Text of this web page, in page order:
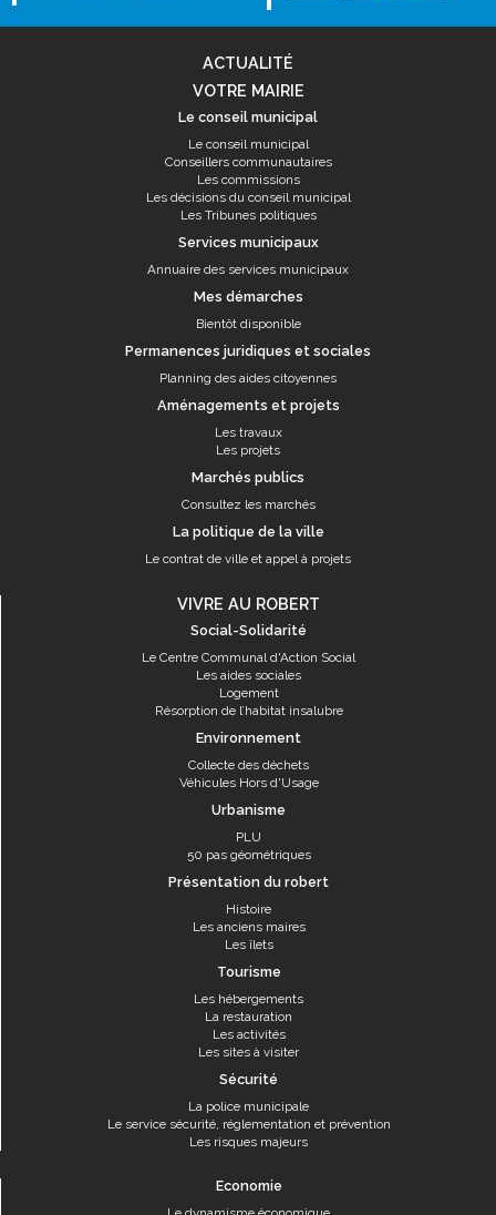
ACTUALITÉ
VOTRE MAIRIE
Le conseil municipal
Le conseil municipal
Conseillers communautaires
Les commissions
Les décisions du conseil municipal
Les Tribunes politiques
Services municipaux
Annuaire des services municipaux
Mes démarches
Bientôt disponible
Permanences juridiques et sociales
Planning des aides citoyennes
Aménagements et projets
Les travaux
Les projets
Marchés publics
Consultez les marchés
La politique de la ville
Le contrat de ville et appel à projets
VIVRE AU ROBERT
Social-Solidarité
Le Centre Communal d'Action Social
Les aides sociales
Logement
Résorption de l’habitat insalubre
Environnement
Collecte des déchets
Véhicules Hors d'Usage
Urbanisme
PLU
50 pas géométriques
Présentation du robert
Histoire
Les anciens maires
Les îlets
Tourisme
Les hébergements
La restauration
Les activités
Les sites à visiter
Sécurité
La police municipale
Le service sécurité, réglementation et prévention
Les risques majeurs
Economie